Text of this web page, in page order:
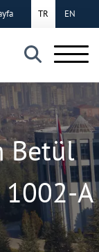
×
TR EN
Betül
1002-A